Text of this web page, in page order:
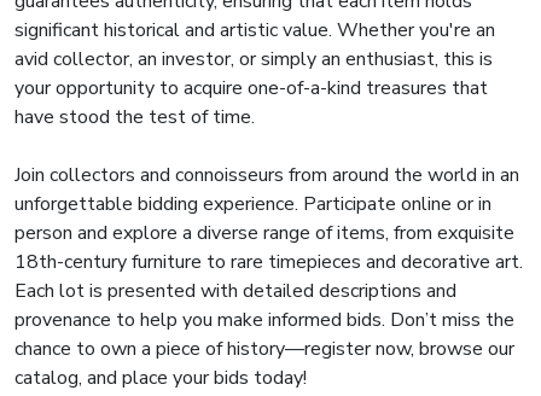
significant historical and artistic value. Whether you're an
avid collector, an investor, or simply an enthusiast, this is
your opportunity to acquire one-of-a-kind treasures that
have stood the test of time.
Join collectors and connoisseurs from around the world in an
unforgettable bidding experience. Participate online or in
person and explore a diverse range of items, from exquisite
18th-century furniture to rare timepieces and decorative art.
Each lot is presented with detailed descriptions and
provenance to help you make informed bids. Don’t miss the
chance to own a piece of history—register now, browse our
catalog, and place your bids today!